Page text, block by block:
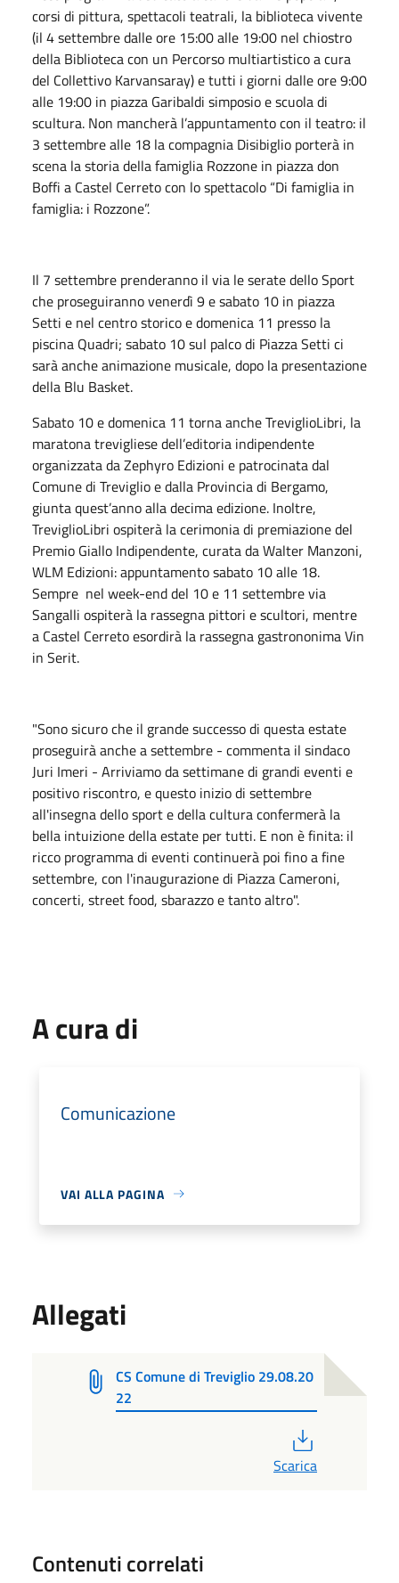
corsi di pittura, spettacoli teatrali, la biblioteca vivente
(il 4 settembre dalle ore 15:00 alle 19:00 nel chiostro
della Biblioteca con un Percorso multiartistico a cura
del Collettivo Karvansaray) e tutti i giorni dalle ore 9:00
alle 19:00 in piazza Garibaldi simposio e scuola di
scultura. Non mancherà l’appuntamento con il teatro: il
3 settembre alle 18 la compagnia Disibiglio porterà in
scena la storia della famiglia Rozzone in piazza don
Boffi a Castel Cerreto con lo spettacolo “Di famiglia in
famiglia: i Rozzone”.
Il 7 settembre prenderanno il via le serate dello Sport
che proseguiranno venerdì 9 e sabato 10 in piazza
Setti e nel centro storico e domenica 11 presso la
piscina Quadri; sabato 10 sul palco di Piazza Setti ci
sarà anche animazione musicale, dopo la presentazione
della Blu Basket.
Sabato 10 e domenica 11 torna anche TreviglioLibri, la
maratona trevigliese dell’editoria indipendente
organizzata da Zephyro Edizioni e patrocinata dal
Comune di Treviglio e dalla Provincia di Bergamo,
giunta quest’anno alla decima edizione. Inoltre,
TreviglioLibri ospiterà la cerimonia di premiazione del
Premio Giallo Indipendente, curata da Walter Manzoni,
WLM Edizioni: appuntamento sabato 10 alle 18.
Sempre nel week-end del 10 e 11 settembre via
Sangalli ospiterà la rassegna pittori e scultori, mentre
a Castel Cerreto esordirà la rassegna gastrononima Vin
in Serit.
"Sono sicuro che il grande successo di questa estate
proseguirà anche a settembre - commenta il sindaco
Juri Imeri - Arriviamo da settimane di grandi eventi e
positivo riscontro, e questo inizio di settembre
all'insegna dello sport e della cultura confermerà la
bella intuizione della estate per tutti. E non è finita: il
ricco programma di eventi continuerà poi fino a fine
settembre, con l'inaugurazione di Piazza Cameroni,
concerti, street food, sbarazzo e tanto altro".
A cura di
Comunicazione
VAI ALLA PAGINA
Allegati
CS Comune di Treviglio 29.08.20
22
Scarica
Contenuti correlati